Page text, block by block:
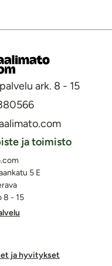
ark. 8 - 15
ja hyvitykset
ja toimisto
5 E
8 - 15